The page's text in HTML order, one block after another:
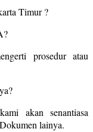
Timur ?
prosedur atau
akan senantiasa
lainya.